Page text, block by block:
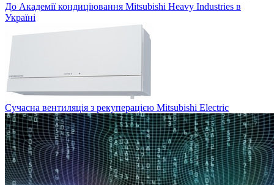
До Академії кондиціювання Mitsubishi Heavy Industries в
Україні
Сучасна вентиляція з рекуперацією Mitsubishi Electric